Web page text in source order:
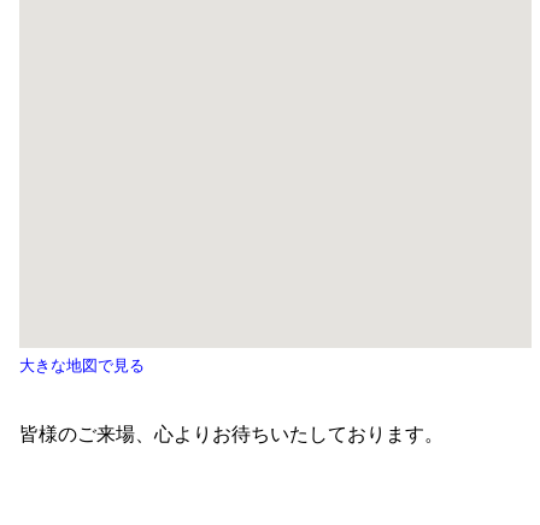
大きな地図で見る
皆様のご来場、心よりお待ちいたしております。